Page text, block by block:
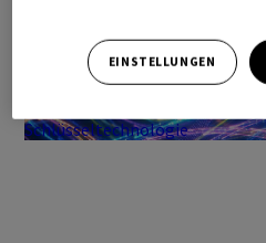
Investment Ideen von Vontobel
Schlüsseltechnologie
EINSTELLUNGEN